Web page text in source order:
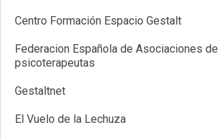
Centro Formación Espacio Gestalt
Federacion Española de Asociaciones de
psicoterapeutas
Gestaltnet
El Vuelo de la Lechuza